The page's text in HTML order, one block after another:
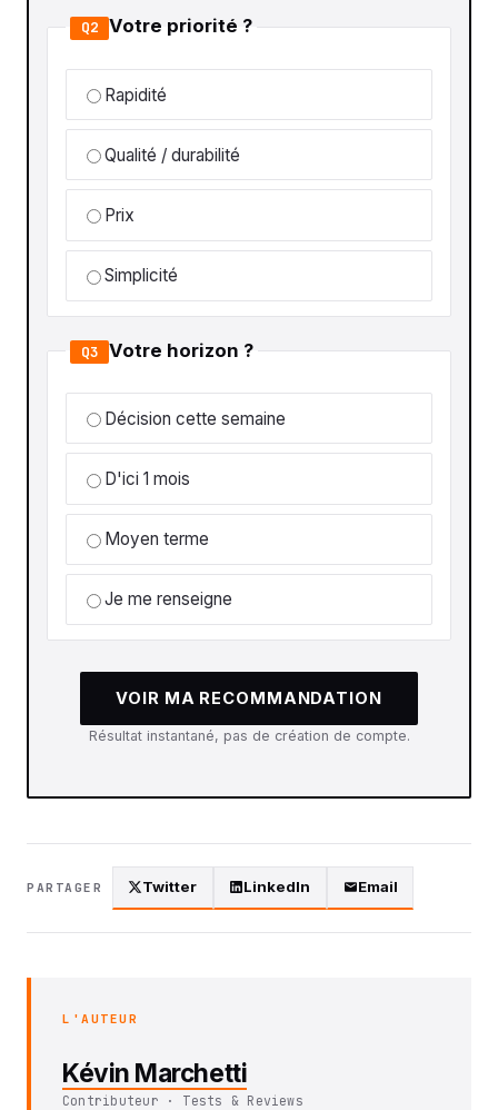
Q2 Votre priorité ?
Rapidité
Qualité / durabilité
Prix
Simplicité
Q3 Votre horizon ?
Décision cette semaine
D'ici 1 mois
Moyen terme
Je me renseigne
VOIR MA RECOMMANDATION
Résultat instantané, pas de création de compte.
PARTAGER Twitter LinkedIn Email
L'AUTEUR
Kévin Marchetti
Contributeur · Tests & Reviews